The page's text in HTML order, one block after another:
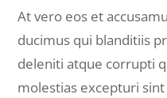
At vero eos et
ducimus qui blanditiis
deleniti atque corrupti
molestias excepturi